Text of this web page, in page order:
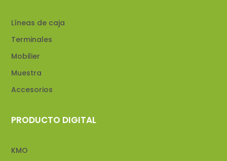
Líneas de caja
Terminales
Mobilier
Muestra
Accesorios
PRODUCTO DIGITAL
KMO